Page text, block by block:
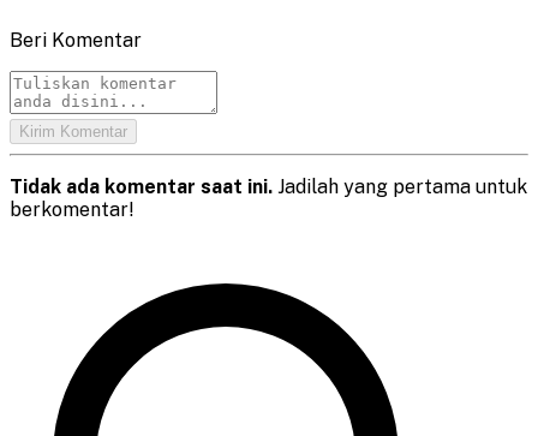
Beri Komentar
Kirim Komentar
Tidak ada komentar saat ini. Jadilah yang pertama untuk
berkomentar!